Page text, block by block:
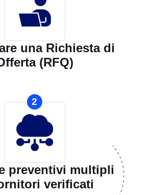
una Richiesta di
(RFQ)
2
preventivi multipli
verificati